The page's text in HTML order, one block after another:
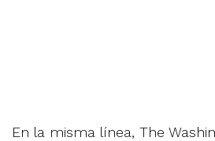
En la misma línea, The